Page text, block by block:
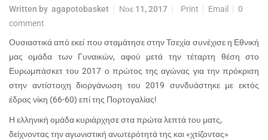
Written by agapotobasket Νοε 11, 2017 Print Email
0
comment
Ουσιαστικά από εκεί που σταμάτησε στην Τσεχία συνέχισε η Εθνική
μας ομάδα των Γυναικών, αφού μετά την τέταρτη θέση στο
Ευρωμπάσκετ του 2017 ο πρώτος της αγώνας για την πρόκριση
στην αντίστοιχη διοργάνωση του 2019 συνδυάστηκε με εκτός
έδρας νίκη (66-60) επί της Πορτογαλίας!
Η ελληνική ομάδα κυριάρχησε στα πρώτα λεπτά του ματς,
δείχνοντας την αγωνιστική ανωτερότητά της και «χτίζοντας»